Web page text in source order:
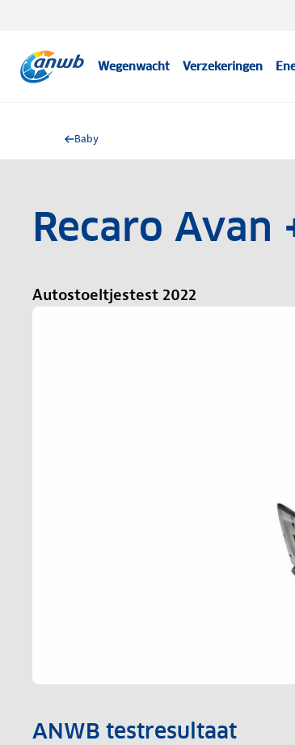
Wegenwacht Verzekeringen
Baby
Recaro Avan
Autostoeltjestest 2022
ANWB testresultaat